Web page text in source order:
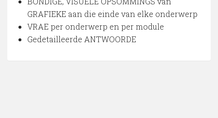
GRAFIEKE aan die einde van elke onderwerp
VRAE per onderwerp en per module
Gedetailleerde ANTWOORDE